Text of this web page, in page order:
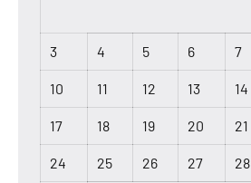
3 4 5 6 7
10 11 12 13 14
17 18 19 20 21
24 25 26 27 28